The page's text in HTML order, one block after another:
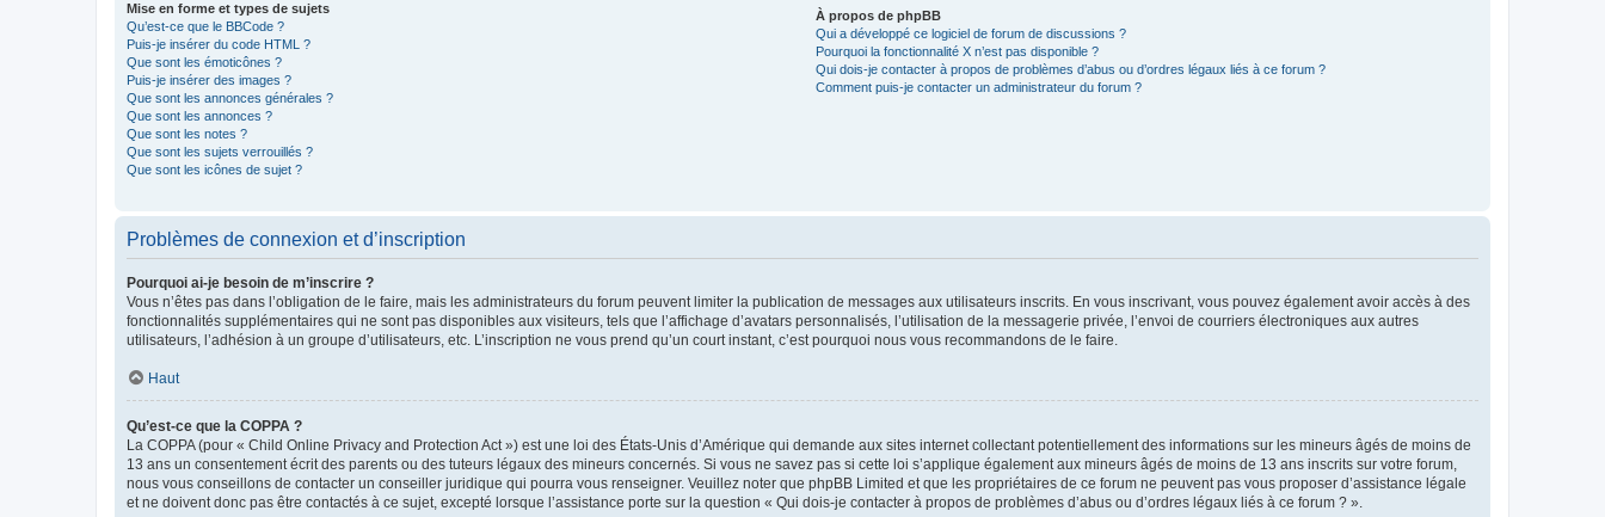
Mise en forme et types de sujets
Qu’est-ce que le BBCode ?
Puis-je insérer du code HTML ?
Que sont les émoticônes ?
Puis-je insérer des images ?
Que sont les annonces générales ?
Que sont les annonces ?
Que sont les notes ?
Que sont les sujets verrouillés ?
Que sont les icônes de sujet ?
À propos de phpBB
Qui a développé ce logiciel de forum de discussions ?
Pourquoi la fonctionnalité X n’est pas disponible ?
Qui dois-je contacter à propos de problèmes d’abus ou d’ordres légaux liés à ce forum ?
Comment puis-je contacter un administrateur du forum ?
Problèmes de connexion et d’inscription
Pourquoi ai-je besoin de m’inscrire ?
Vous n’êtes pas dans l’obligation de le faire, mais les administrateurs du forum peuvent limiter la publication de messages aux utilisateurs inscrits. En vous inscrivant, vous pouvez également avoir accès à des
fonctionnalités supplémentaires qui ne sont pas disponibles aux visiteurs, tels que l’affichage d’avatars personnalisés, l’utilisation de la messagerie privée, l’envoi de courriers électroniques aux autres
utilisateurs, l’adhésion à un groupe d’utilisateurs, etc. L’inscription ne vous prend qu’un court instant, c’est pourquoi nous vous recommandons de le faire.
Haut
Qu’est-ce que la COPPA ?
La COPPA (pour « Child Online Privacy and Protection Act ») est une loi des États-Unis d’Amérique qui demande aux sites internet collectant potentiellement des informations sur les mineurs âgés de moins de
13 ans un consentement écrit des parents ou des tuteurs légaux des mineurs concernés. Si vous ne savez pas si cette loi s’applique également aux mineurs âgés de moins de 13 ans inscrits sur votre forum,
nous vous conseillons de contacter un conseiller juridique qui pourra vous renseigner. Veuillez noter que phpBB Limited et que les propriétaires de ce forum ne peuvent pas vous proposer d’assistance légale
et ne doivent donc pas être contactés à ce sujet, excepté lorsque l’assistance porte sur la question « Qui dois-je contacter à propos de problèmes d’abus ou d’ordres légaux liés à ce forum ? ».